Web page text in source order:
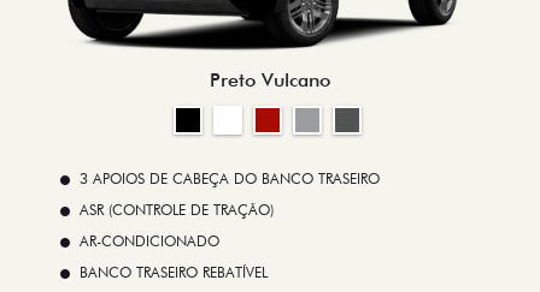
Preto Vulcano
3 APOIOS DE CABEÇA DO BANCO TRASEIRO
ASR (CONTROLE DE TRAÇÃO)
AR-CONDICIONADO
BANCO TRASEIRO REBATÍVEL